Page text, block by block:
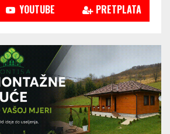
YOUTUBE PRETPLATA